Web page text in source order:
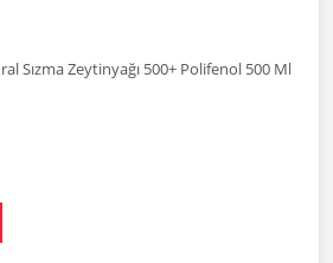
Sızma Zeytinyağı 500+ Polifenol 500 Ml